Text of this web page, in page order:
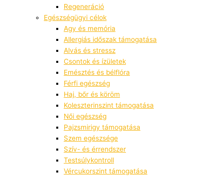
Regeneráció
Egészségügyi célok
Agy és memória
Allergiás időszak támogatása
Alvás és stressz
Csontok és ízületek
Emésztés és bélflóra
Férfi egészség
Haj, bőr és köröm
Koleszterinszint támogatása
Női egészség
Pajzsmirigy támogatása
Szem egészsége
Szív- és érrendszer
Testsúlykontroll
Vércukorszint támogatása